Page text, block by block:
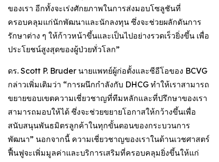
ของเรา อีกทั้งจะเร่งศักยภาพในการส่งมอบโซลูชันที่
ครอบคลุมแก่นักพัฒนาและนักลงทุน ซึ่งจะช่วยผลักดันการ
รักษาต่าง ๆ ให้ก้าวหน้าขึ้นและเป็นไปอย่างรวดเร็วยิ่งขึ้น เพื่อ
ประโยชน์สูงสุดของผู้ป่วยทั่วโลก”
ดร. Scott P. Bruder นายแพทย์ผู้ก่อตั้งและซีอีโอของ BCVG
กล่าวเพิ่มเติมว่า “การผนึกกำลังกับ DHCG ทำให้เราสามารถ
ขยายขอบเขตความเชี่ยวชาญที่ทีมหลักและที่ปรึกษาของเรา
สามารถมอบให้ได้ ซึ่งจะช่วยขยายโอกาสให้กว้างขึ้นเพื่อ
สนับสนุนพันธมิตรลูกค้าในทุกขั้นตอนของกระบวนการ
พัฒนา” นอกจากนี้ ความเชี่ยวชาญของเราในด้านเวชศาสตร์
ฟื้นฟูจะเพิ่มมูลค่าและบริการเสริมที่ครอบคลุมยิ่งขึ้นให้แก่